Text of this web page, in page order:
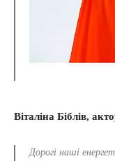
Віталіна Біблів,
Дорогі наші